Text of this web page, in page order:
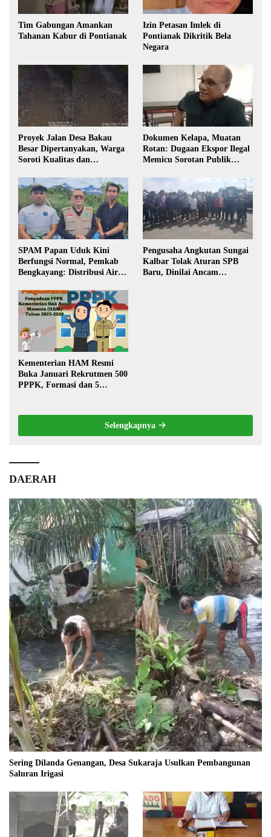
Tim Gabungan Amankan
Tahanan Kabur di Pontianak
Izin Petasan Imlek di
Pontianak Dikritik Bela
Negara
Proyek Jalan Desa Bakau
Besar Dipertanyakan, Warga
Soroti Kualitas dan
Pembangunan
Dokumen Kelapa, Muatan
Rotan: Dugaan Ekspor Ilegal
Memicu Sorotan Publik
SPAM Papan Uduk Kini
Berfungsi Normal, Pemkab
Bengkayang: Distribusi Air
Warga
Pengusaha Angkutan Sungai
Kalbar Tolak Aturan SPB
Baru, Dinilai Ancam
Kementerian HAM Resmi
Buka Januari Rekrutmen 500
PPPK, Formasi dan 5
Selengkapnya
DAERAH
Sering Dilanda Genangan, Desa Sukaraja Usulkan Pembangunan
Saluran Irigasi